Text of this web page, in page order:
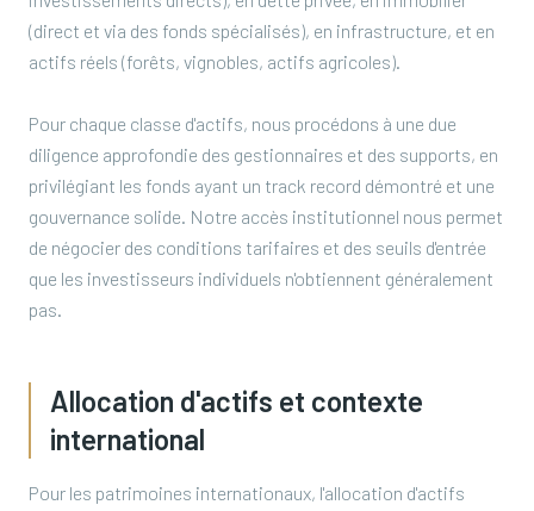
(direct et via des fonds spécialisés), en infrastructure, et en
actifs réels (forêts, vignobles, actifs agricoles).
Pour chaque classe d'actifs, nous procédons à une due
diligence approfondie des gestionnaires et des supports, en
privilégiant les fonds ayant un track record démontré et une
gouvernance solide. Notre accès institutionnel nous permet
de négocier des conditions tarifaires et des seuils d'entrée
que les investisseurs individuels n'obtiennent généralement
pas.
Allocation d'actifs et contexte
international
Pour les patrimoines internationaux, l'allocation d'actifs